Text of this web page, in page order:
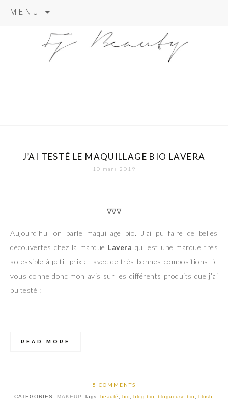
MENU
content
J’AI TESTÉ LE MAQUILLAGE BIO LAVERA
10 mars 2019
∇∇∇
Aujourd’hui on parle maquillage bio. J’ai pu faire de belles
découvertes chez la marque Lavera qui est une marque très
accessible à petit prix et avec de très bonnes compositions, je
vous donne donc mon avis sur les différents produits que j’ai
pu testé :
READ MORE
5 COMMENTS
CATEGORIES: MAKEUP Tags: beauté bio blog bio blogueuse bio blush